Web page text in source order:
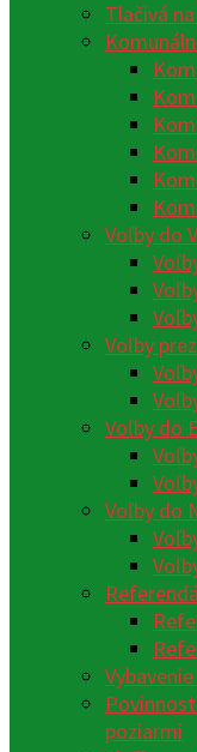
Tlačivá
Voľby do
Voľby
Voľby do
Voľby do
Referendá
poziarmi